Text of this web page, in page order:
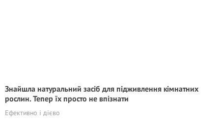
Знайшла натуральний засіб для підживлення кімнатних
рослин. Тепер їх просто не впізнати
Ефективно і дієво